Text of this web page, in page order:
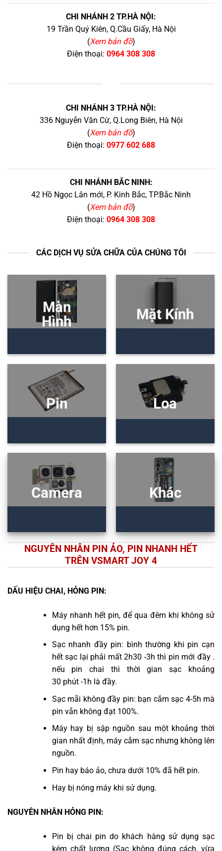
CHI NHÁNH 2 TP.HÀ NỘI:
19 Trần Quý Kiên, Q.Cầu Giấy, Hà Nội
(Xem bản đồ)
Điện thoại: 0964 308 308
CHI NHÁNH 3 TP.HÀ NỘI:
336 Nguyễn Văn Cừ, Q.Long Biên, Hà Nội
(Xem bản đồ)
Điện thoại: 0977 602 688
CHI NHÁNH BẮC NINH:
42 Hồ Ngọc Lân mới, P. Kinh Bắc, TP.Bắc Ninh
(Xem bản đồ)
Điện thoại: 0964 308 308
CÁC DỊCH VỤ SỬA CHỮA CỦA CHÚNG TÔI
Màn
Hình
Mặt Kính
Pin Loa
Camera Khác
NGUYÊN NHÂN PIN ẢO, PIN NHANH HẾT
TRÊN VSMART JOY 4
DẤU HIỆU CHAI, HỎNG PIN:
Máy nhanh hết pin, để qua đêm khi không sử
dụng hết hơn 15% pin.
Sạc nhanh đầy pin: bình thường khi pin cạn
hết sạc lại phải mất 2h30 -3h thì pin mới đầy .
nếu pin chai thì thời gian sạc khoảng
30 phút -1h là đầy.
Sạc mãi không đầy pin: bạn cắm sạc 4-5h mà
pin vẫn không đạt 100%.
Máy hay bị sập nguồn sau một khoảng thời
gian nhất định, máy cắm sạc nhưng không lên
nguồn.
Pin hay báo ảo, chưa dưới 10% đã hết pin.
Hay bị nóng máy khi sử dụng.
NGUYÊN NHÂN HỎNG PIN:
Pin bị chai pin do khách hàng sử dụng sạc
kém chất lượng (Sạc không đúng cách, vừa